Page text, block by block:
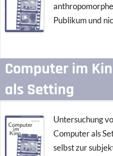
Publikum und
Computer im
als Setting
Untersuchung
Computer als
selbst zur